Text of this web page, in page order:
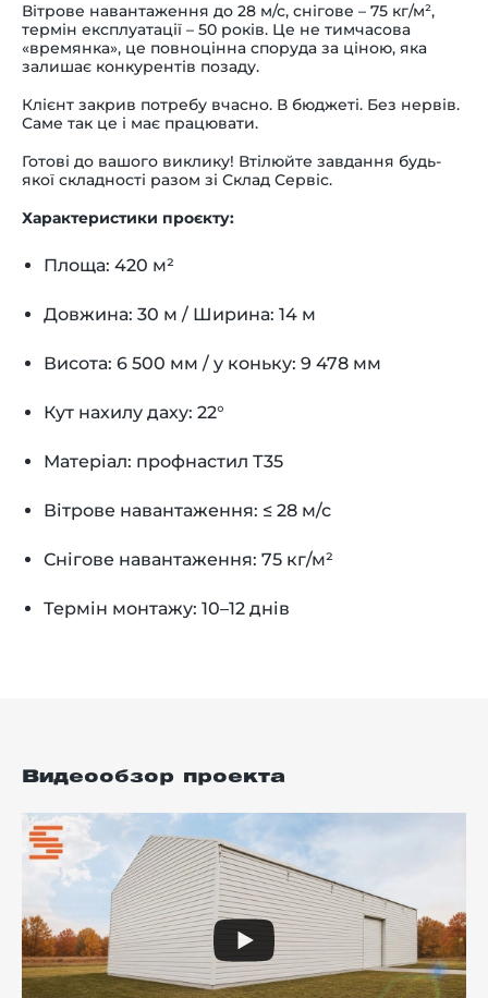
Вітрове навантаження до 28 м/с, снігове – 75 кг/м²,
термін експлуатації – 50 років. Це не тимчасова
«времянка», це повноцінна споруда за ціною, яка
залишає конкурентів позаду.
Клієнт закрив потребу вчасно. В бюджеті. Без нервів.
Саме так це і має працювати.
Готові до вашого виклику! Втілюйте завдання будь-
якої складності разом зі Склад Сервіс.
Характеристики проєкту:
Площа: 420 м²
Довжина: 30 м / Ширина: 14 м
Висота: 6 500 мм / у коньку: 9 478 мм
Кут нахилу даху: 22°
Матеріал: профнастил Т35
Вітрове навантаження: ≤ 28 м/с
Снігове навантаження: 75 кг/м²
Термін монтажу: 10–12 днів
Видеообзор проекта